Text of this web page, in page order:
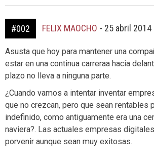
#002 FELIX MAOCHO - 25 abril 2014
Asusta que hoy para mantener una
estar en una continua carreraa hacia
plazo no lleva a ninguna parte.
¿Cuando vamos a intentar inventar
que no crezcan, pero que sean rentables
indefinido, como antiguamente era una
naviera?. Las actuales empresas
porvenir aunque sean muy exitosas.